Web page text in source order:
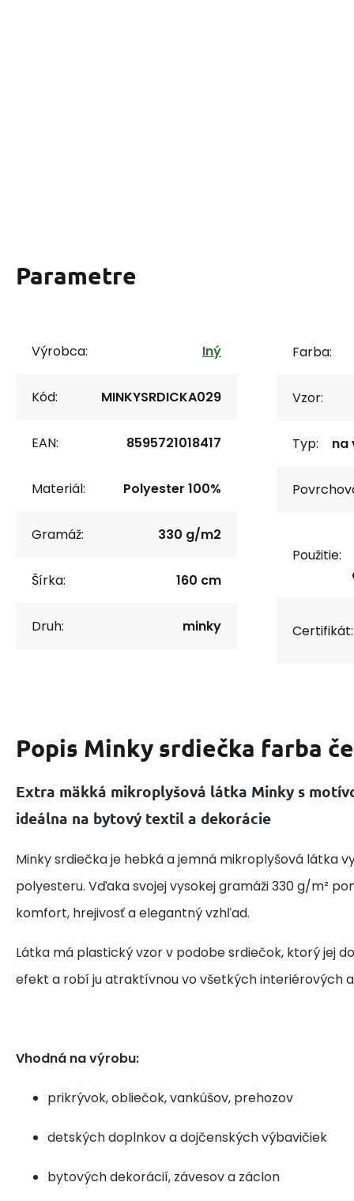
Parametre
Výrobca: Iný
Kód: MINKYSRDICKA029
EAN: 8595721018417
Materiál: Polyester 100%
Gramáž: 330 g/m2
Šírka: 160 cm
Druh: minky
Farba:
Vzor:
Typ: na
Použitie:
Certifikát:
Popis Minky srdiečka farba
Extra mäkká mikroplyšová látka Minky s
ideálna na bytový textil a dekorácie
Minky srdiečka je hebká a jemná mikroplyšová látka
polyesteru. Vďaka svojej vysokej gramáži 330 g/m²
komfort, hrejivosť a elegantný vzhľad.
Látka má plastický vzor v podobe srdiečok, ktorý jej
efekt a robí ju atraktívnou vo všetkých interiérových
Vhodná na výrobu:
prikrývok, obliečok, vankúšov, prehozov
detských doplnkov a dojčenských výbavičiek
bytových dekorácií, závesov a záclon